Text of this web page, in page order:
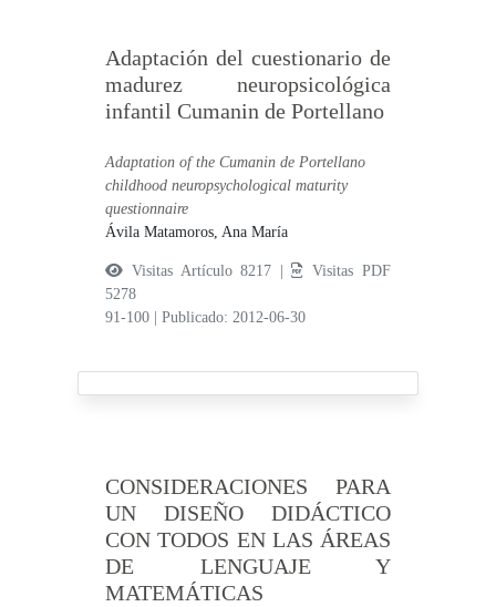
Adaptación del cuestionario de
madurez neuropsicológica
infantil Cumanin de Portellano
Adaptation of the Cumanin de Portellano
childhood neuropsychological maturity
questionnaire
Ávila Matamoros, Ana María
Visitas Artículo 8217 |
Visitas PDF
5278
91-100
|Publicado: 2012-06-30
CONSIDERACIONES PARA
UN DISEÑO DIDÁCTICO
CON TODOS EN LAS ÁREAS
DE LENGUAJE Y
MATEMÁTICAS